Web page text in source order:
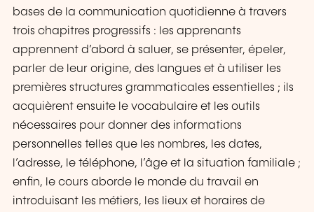
bases de la communication quotidienne à travers
trois chapitres progressifs : les apprenants
apprennent d’abord à saluer, se présenter, épeler,
parler de leur origine, des langues et à utiliser les
premières structures grammaticales essentielles ; ils
acquièrent ensuite le vocabulaire et les outils
nécessaires pour donner des informations
personnelles telles que les nombres, les dates,
l’adresse, le téléphone, l’âge et la situation familiale ;
enfin, le cours aborde le monde du travail en
introduisant les métiers, les lieux et horaires de